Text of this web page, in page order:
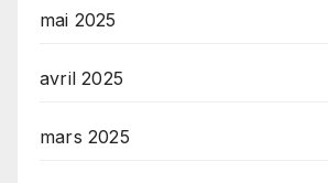
mai 2025
avril 2025
mars 2025